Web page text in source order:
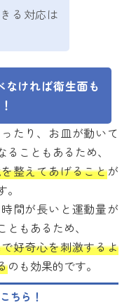
る対応は
なければ衛生面も
たり、お皿が動いて
こともあるため、
整えてあげることが
間が長いと運動量が
もあるため、
好奇心を刺激するよ
のも効果的です。
ちら！